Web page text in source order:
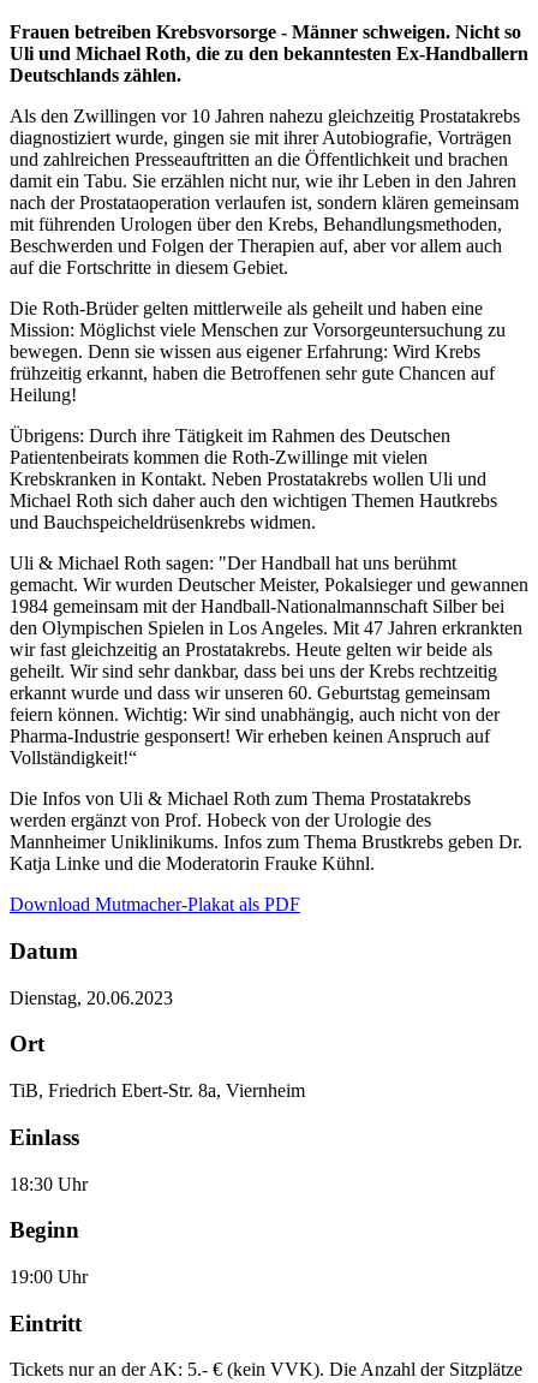
Frauen betreiben Krebsvorsorge - Männer schweigen. Nicht so
Uli und Michael Roth, die zu den bekanntesten Ex-Handballern
Deutschlands zählen.
Als den Zwillingen vor 10 Jahren nahezu gleichzeitig Prostatakrebs
diagnostiziert wurde, gingen sie mit ihrer Autobiografie, Vorträgen
und zahlreichen Presseauftritten an die Öffentlichkeit und brachen
damit ein Tabu. Sie erzählen nicht nur, wie ihr Leben in den Jahren
nach der Prostataoperation verlaufen ist, sondern klären gemeinsam
mit führenden Urologen über den Krebs, Behandlungsmethoden,
Beschwerden und Folgen der Therapien auf, aber vor allem auch
auf die Fortschritte in diesem Gebiet.
Die Roth-Brüder gelten mittlerweile als geheilt und haben eine
Mission: Möglichst viele Menschen zur Vorsorgeuntersuchung zu
bewegen. Denn sie wissen aus eigener Erfahrung: Wird Krebs
frühzeitig erkannt, haben die Betroffenen sehr gute Chancen auf
Heilung!
Übrigens: Durch ihre Tätigkeit im Rahmen des Deutschen
Patientenbeirats kommen die Roth-Zwillinge mit vielen
Krebskranken in Kontakt. Neben Prostatakrebs wollen Uli und
Michael Roth sich daher auch den wichtigen Themen Hautkrebs
und Bauchspeicheldrüsenkrebs widmen.
Uli & Michael Roth sagen: "Der Handball hat uns berühmt
gemacht. Wir wurden Deutscher Meister, Pokalsieger und gewannen
1984 gemeinsam mit der Handball-Nationalmannschaft Silber bei
den Olympischen Spielen in Los Angeles. Mit 47 Jahren erkrankten
wir fast gleichzeitig an Prostatakrebs. Heute gelten wir beide als
geheilt. Wir sind sehr dankbar, dass bei uns der Krebs rechtzeitig
erkannt wurde und dass wir unseren 60. Geburtstag gemeinsam
feiern können. Wichtig: Wir sind unabhängig, auch nicht von der
Pharma-Industrie gesponsert! Wir erheben keinen Anspruch auf
Vollständigkeit!“
Die Infos von Uli & Michael Roth zum Thema Prostatakrebs
werden ergänzt von Prof. Hobeck von der Urologie des
Mannheimer Uniklinikums. Infos zum Thema Brustkrebs geben Dr.
Katja Linke und die Moderatorin Frauke Kühnl.
Download Mutmacher-Plakat als PDF
Datum
Dienstag, 20.06.2023
Ort
TiB, Friedrich Ebert-Str. 8a, Viernheim
Einlass
18:30 Uhr
Beginn
19:00 Uhr
Eintritt
Tickets nur an der AK: 5.- € (kein VVK). Die Anzahl der Sitzplätze